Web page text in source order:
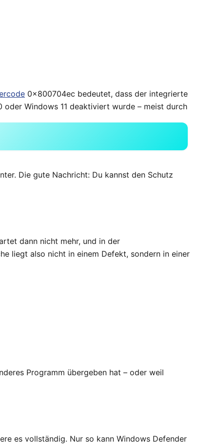
0x800704ec bedeutet, dass der integrierte
oder Windows 11 deaktiviert wurde – meist durch
Die gute Nachricht: Du kannst den Schutz
dann nicht mehr, und in der
liegt also nicht in einem Defekt, sondern in einer
Programm übergeben hat – oder weil
es vollständig. Nur so kann Windows Defender